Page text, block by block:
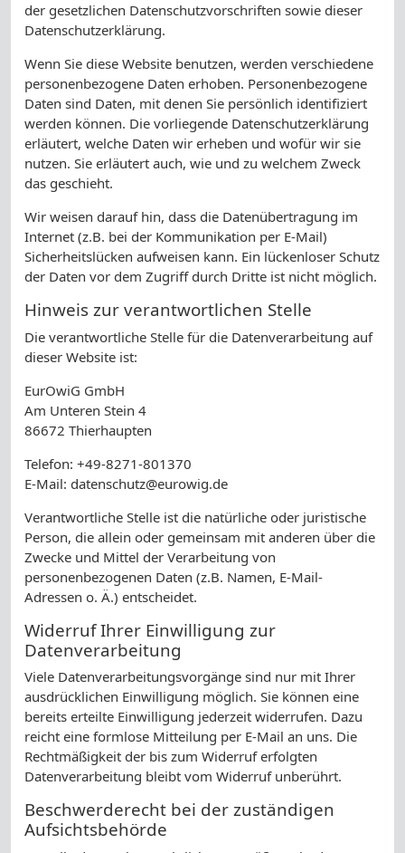
der gesetzlichen Datenschutzvorschriften sowie dieser
Datenschutzerklärung.
Wenn Sie diese Website benutzen, werden verschiedene
personenbezogene Daten erhoben. Personenbezogene
Daten sind Daten, mit denen Sie persönlich identifiziert
werden können. Die vorliegende Datenschutzerklärung
erläutert, welche Daten wir erheben und wofür wir sie
nutzen. Sie erläutert auch, wie und zu welchem Zweck
das geschieht.
Wir weisen darauf hin, dass die Datenübertragung im
Internet (z.B. bei der Kommunikation per E-Mail)
Sicherheitslücken aufweisen kann. Ein lückenloser Schutz
der Daten vor dem Zugriff durch Dritte ist nicht möglich.
Hinweis zur verantwortlichen Stelle
Die verantwortliche Stelle für die Datenverarbeitung auf
dieser Website ist:
EurOwiG GmbH
Am Unteren Stein 4
86672 Thierhaupten
Telefon: +49-8271-801370
E-Mail: datenschutz@eurowig.de
Verantwortliche Stelle ist die natürliche oder juristische
Person, die allein oder gemeinsam mit anderen über die
Zwecke und Mittel der Verarbeitung von
personenbezogenen Daten (z.B. Namen, E-Mail-
Adressen o. Ä.) entscheidet.
Widerruf Ihrer Einwilligung zur
Datenverarbeitung
Viele Datenverarbeitungsvorgänge sind nur mit Ihrer
ausdrücklichen Einwilligung möglich. Sie können eine
bereits erteilte Einwilligung jederzeit widerrufen. Dazu
reicht eine formlose Mitteilung per E-Mail an uns. Die
Rechtmäßigkeit der bis zum Widerruf erfolgten
Datenverarbeitung bleibt vom Widerruf unberührt.
Beschwerderecht bei der zuständigen
Aufsichtsbehörde